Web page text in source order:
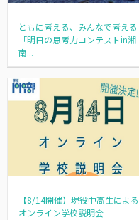
ともに考える、みんなで考える
「明日の思考力コンテストin湘
南...
【8/14開催】現役中高生による
オンライン学校説明会